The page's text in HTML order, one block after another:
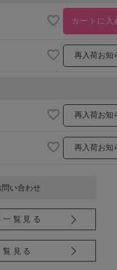
カートに入
再入荷お知
再入荷お知
再入荷お知
い合わせ
覧見る
見る